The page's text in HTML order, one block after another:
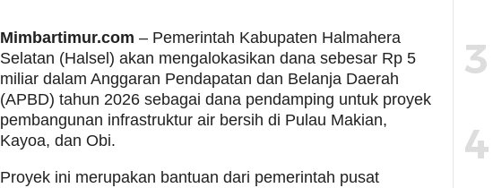
Mimbartimur.com – Pemerintah Kabupaten Halmahera
Selatan (Halsel) akan mengalokasikan dana sebesar Rp 5
miliar dalam Anggaran Pendapatan dan Belanja Daerah
(APBD) tahun 2026 sebagai dana pendamping untuk proyek
pembangunan infrastruktur air bersih di Pulau Makian,
Kayoa, dan Obi.
Proyek ini merupakan bantuan dari pemerintah pusat
3
4